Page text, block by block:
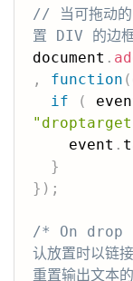
// 当可拖动
置 DIV 的边
document .
,
function (
if
(
    event
.
}
} ) ;
/* On drop -
认放置时以链接
重置输出文本